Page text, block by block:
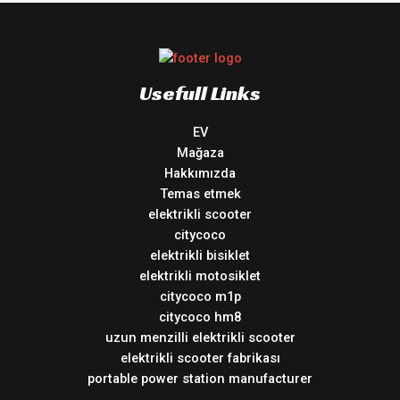
Usefull Links
EV
Mağaza
Hakkımızda
Temas etmek
elektrikli scooter
citycoco
elektrikli bisiklet
elektrikli motosiklet
citycoco m1p
citycoco hm8
uzun menzilli elektrikli scooter
elektrikli scooter fabrikası
portable power station manufacturer